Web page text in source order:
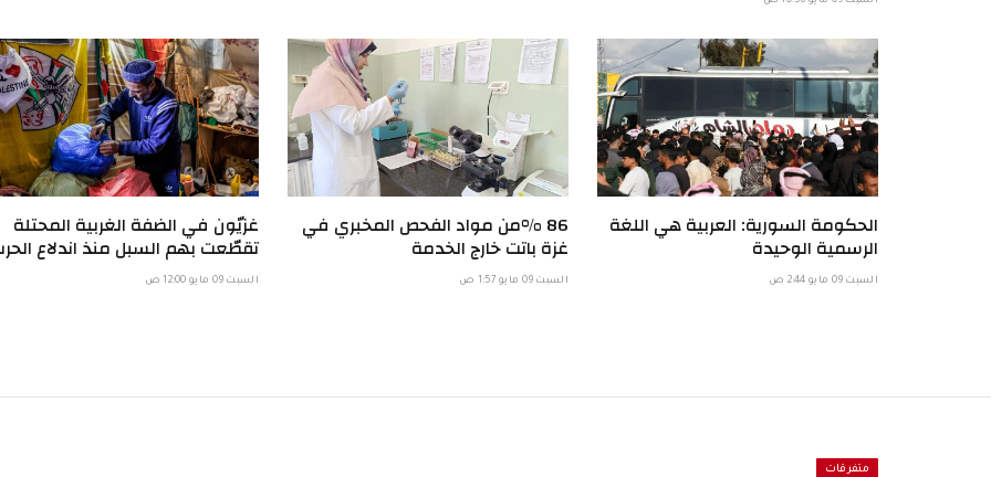
الحكومة السورية: العربية هي اللغة
الرسمية الوحيدة
السبت 09 مايو 2:44 ص
86 %من مواد الفحص المخبري في
غزة باتت خارج الخدمة
السبت 09 مايو 1:57 ص
غزيّون في الضفة الغربية المحتلة
تقطّعت بهم السبل منذ اندلاع
السبت 09 مايو 12:00 ص
متفرقات